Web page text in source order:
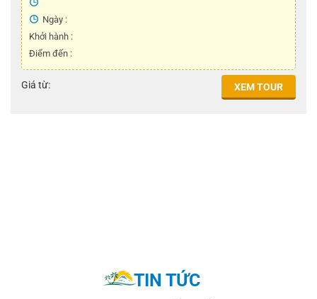
Ngày :
Khởi hành :
Điểm đến :
Giá từ: XEM TOUR
TIN TỨC